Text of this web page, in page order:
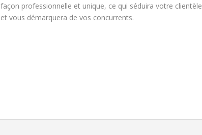
façon professionnelle et unique, ce qui séduira votre clientèle
et vous démarquera de vos concurrents.